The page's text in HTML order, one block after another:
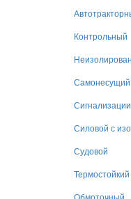
Контрольный
Силовой с
Судовой
Термостойкий
Обмоточный